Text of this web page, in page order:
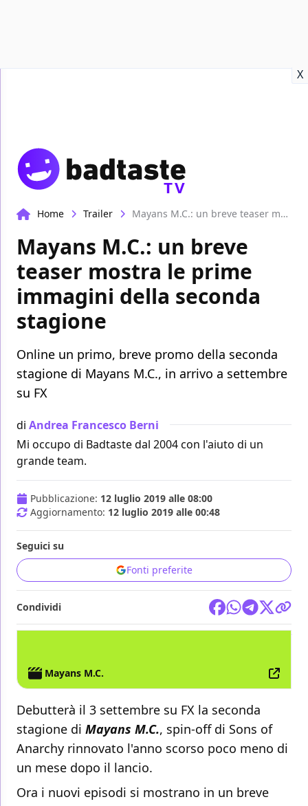
X
TV
Home Trailer Mayans M.C.: un breve teaser mostra le prime immagini della seconda stagione
Mayans M.C.: un breve
teaser mostra le prime
immagini della seconda
stagione
Online un primo, breve promo della seconda
stagione di Mayans M.C., in arrivo a settembre
su FX
di Andrea Francesco Berni
Mi occupo di Badtaste dal 2004 con l'aiuto di un
grande team.
Pubblicazione: 12 luglio 2019 alle 08:00
Aggiornamento: 12 luglio 2019 alle 00:48
Seguici su
Fonti preferite
Condividi
Mayans M.C.
Debutterà il 3 settembre su FX la seconda
stagione di Mayans M.C., spin-off di Sons of
Anarchy rinnovato l'anno scorso poco meno di
un mese dopo il lancio.
Ora i nuovi episodi si mostrano in un breve